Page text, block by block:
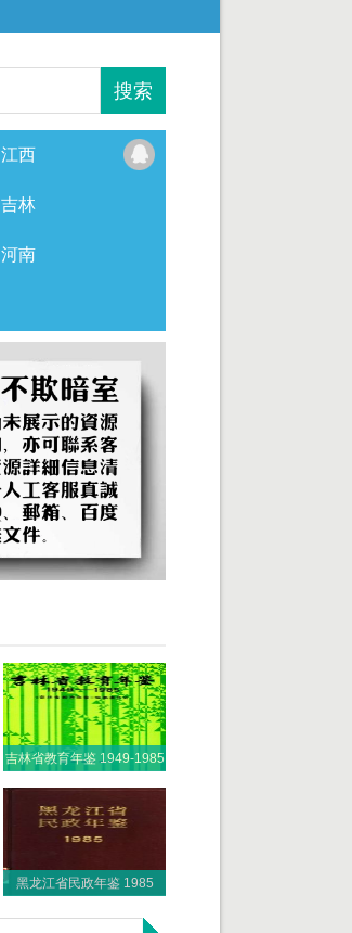
江西
吉林
河南
吉林省教育年鉴 1949-1985
黑龙江省民政年鉴 1985